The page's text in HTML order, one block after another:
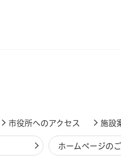
市役所へのアクセス 施設
ホームページの